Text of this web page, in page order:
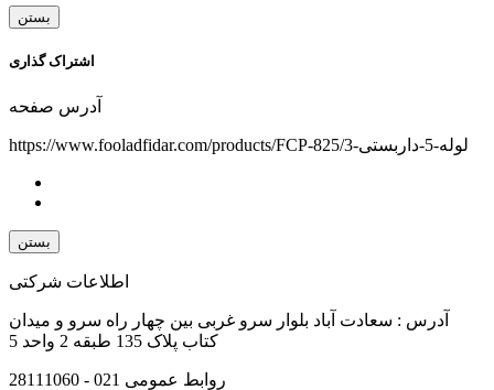
بستن
اشتراک گذاری
آدرس صفحه
https://www.fooladfidar.com/products/FCP-825/لوله-5-داربستی-3
بستن
اطلاعات شرکتی
آدرس : سعادت آباد بلوار سرو غربی بین چهار راه سرو و میدان
کتاب پلاک 135 طبقه 2 واحد 5
روابط عمومی 021 - 28111060